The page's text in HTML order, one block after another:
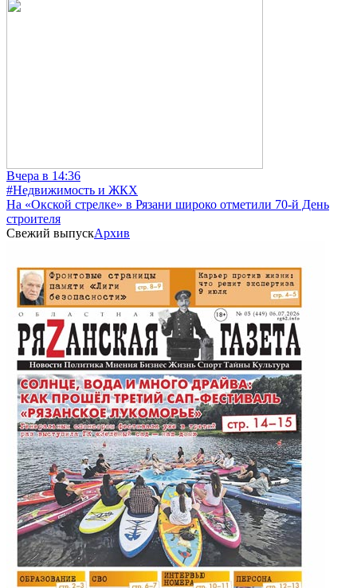
Вчера в 14:36
#Недвижимость и ЖКХ
На «Окской стрелке» в Рязани широко отметили 70-й День
строителя
Свежий выпускАрхив